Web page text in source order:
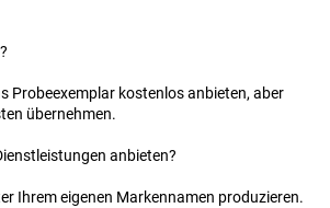
Probeexemplar kostenlos anbieten, aber
übernehmen.
anbieten?
Ihrem eigenen Markennamen produzieren.